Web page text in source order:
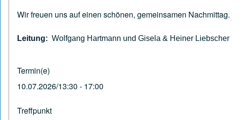
Wir freuen uns auf einen schönen, gemeinsamen Nachmittag.
Leitung: Wolfgang Hartmann und Gisela & Heiner Liebscher
Termin(e)
10.07.2026/13:30 - 17:00
Treffpunkt